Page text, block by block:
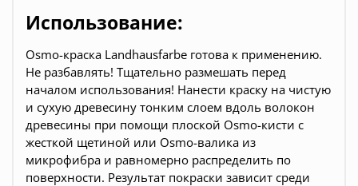
Использование:
Osmo-краска Landhausfarbe готова к применению.
Не разбавлять! Тщательно размешать перед
началом использования! Нанести краску на чистую
и сухую древесину тонким слоем вдоль волокон
древесины при помощи плоской Osmo-кисти с
жесткой щетиной или Osmo-валика из
микрофибра и равномерно распределить по
поверхности. Результат покраски зависит среди